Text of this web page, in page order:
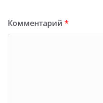
Комментарий *